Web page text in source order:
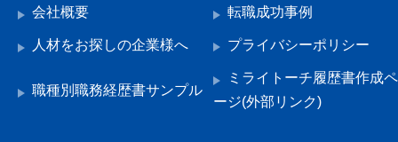
会社概要 転職成功事例
人材をお探しの企業様へ プライバシーポリシー
職種別職務経歴書サンプル
ミライトーチ履歴書作成ペ
ージ(外部リンク)